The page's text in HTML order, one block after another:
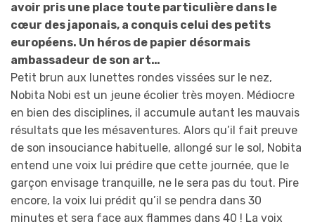
avoir pris une place toute particulière dans le
cœur des japonais, a conquis celui des petits
européens. Un héros de papier désormais
ambassadeur de son art…
Petit brun aux lunettes rondes vissées sur le nez,
Nobita Nobi est un jeune écolier très moyen. Médiocre
en bien des disciplines, il accumule autant les mauvais
résultats que les mésaventures. Alors qu’il fait preuve
de son insouciance habituelle, allongé sur le sol, Nobita
entend une voix lui prédire que cette journée, que le
garçon envisage tranquille, ne le sera pas du tout. Pire
encore, la voix lui prédit qu’il se pendra dans 30
minutes et sera face aux flammes dans 40 ! La voix